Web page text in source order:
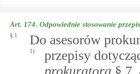
Art. 174. Odpowiednie stosowanie
§ 1. Do asesorów
1)
przepisy
prokuratora § 7,